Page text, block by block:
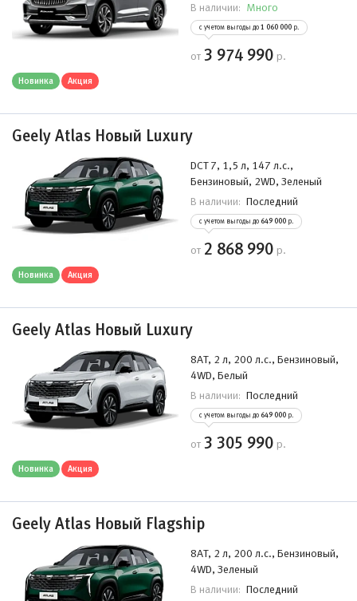
В наличии: Много
с учетом выгоды до 1 060 000 р.
от 3 974 990 р.
Новинка Акция
Geely Atlas Новый Luxury
DCT 7, 1,5 л, 147 л.с.,
Бензиновый, 2WD, Зеленый
В наличии: Последний
с учетом выгоды до 649 000 р.
от 2 868 990 р.
Новинка Акция
Geely Atlas Новый Luxury
8AT, 2 л, 200 л.с., Бензиновый,
4WD, Белый
В наличии: Последний
с учетом выгоды до 649 000 р.
от 3 305 990 р.
Новинка Акция
Geely Atlas Новый Flagship
8AT, 2 л, 200 л.с., Бензиновый,
4WD, Зеленый
В наличии: Последний